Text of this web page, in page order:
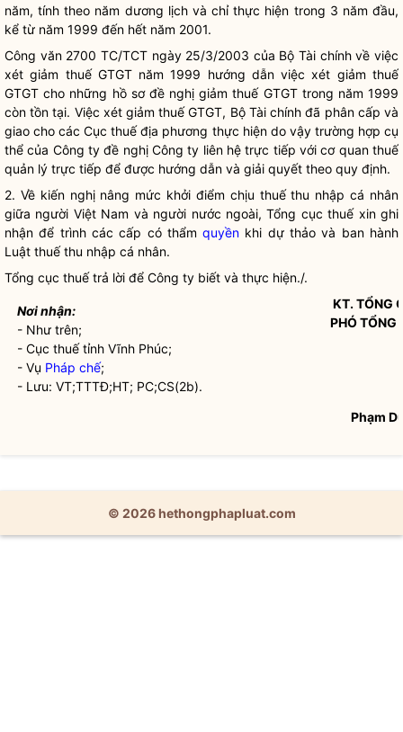
năm, tính theo năm dương lịch và chỉ thực hiện trong 3 năm đầu,
kể từ năm 1999 đến hết năm 2001.
Công văn 2700 TC/TCT ngày 25/3/2003 của Bộ Tài chính về việc
xét giảm thuế GTGT năm 1999 hướng dẫn việc xét giảm thuế
GTGT cho những hồ sơ đề nghị giảm thuế GTGT trong năm 1999
còn tồn tại. Việc xét giảm thuế GTGT, Bộ Tài chính đã phân cấp và
giao cho các Cục thuế địa phương thực hiện do vậy trường hợp cụ
thể của Công ty đề nghị Công ty liên hệ trực tiếp với cơ quan thuế
quản lý trực tiếp để được hướng dẫn và giải quyết theo quy định.
2. Về kiến nghị nâng mức khởi điểm chịu thuế thu nhập cá nhân
giữa người Việt Nam và người nước ngoài, Tổng cục thuế xin ghi
nhận để trình các cấp có thẩmquyền khi dự thảo và ban hành
Luật thuế thu nhập cá nhân.
Tổng cục thuế trả lời để Công ty biết và thực hiện./.
Nơi nhận:
- Như trên;
- Cục thuế tỉnh Vĩnh Phúc;
- Vụ Pháp chế;
- Lưu: VT;TTTĐ;HT; PC;CS(2b).
KT. TỔNG
PHÓ TỔNG
Phạm
© 2026 hethongphapluat.com